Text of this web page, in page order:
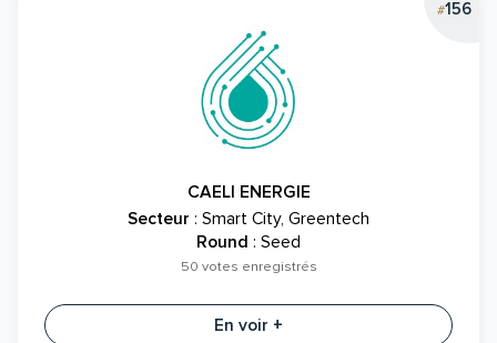
#156
CAELI ENERGIE
Secteur : Smart City, Greentech
Round : Seed
50 votes enregistrés
En voir +